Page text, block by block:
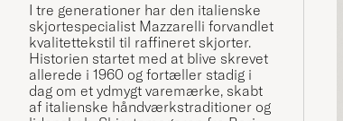
I tre generationer har den italienske
skjortespecialist Mazzarelli forvandlet
kvalitettekstil til raffineret skjorter.
Historien startet med at blive skrevet
allerede i 1960 og fortæller stadig i
dag om et ydmygt varemærke, skabt
af italienske håndværkstraditioner og